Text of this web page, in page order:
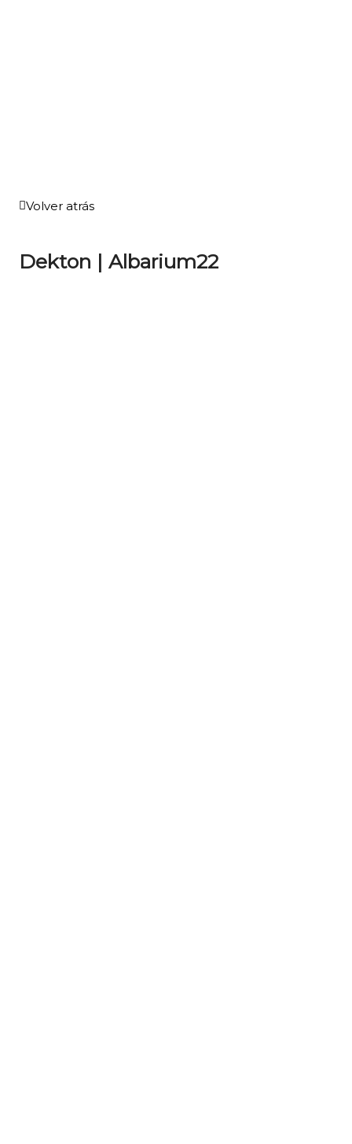
Volver atrás
Dekton | Albarium22